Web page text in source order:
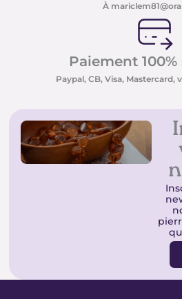
À
Paiement
Paypal, CB, Visa, Mastercard,